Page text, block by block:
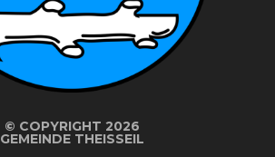
© COPYRIGHT 2026
GEMEINDE THEISSEIL